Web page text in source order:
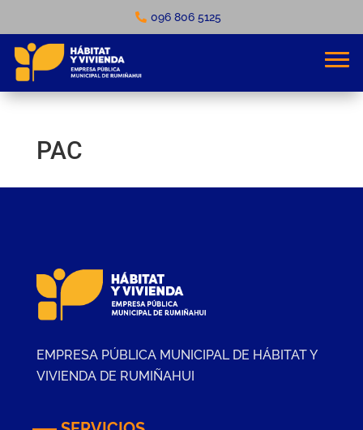
096 806 5125
PAC
EMPRESA PÚBLICA MUNICIPAL DE HÁBITAT Y
VIVIENDA DE RUMIÑAHUI